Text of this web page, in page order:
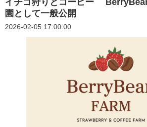
イチゴ狩りとコーヒー
園として一般公開
2026-02-05 17:00:00